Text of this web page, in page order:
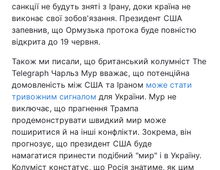
санкції не будуть зняті з Ірану, доки країна не
виконає свої зобов'язання. Президент США
запевнив, що Ормузька протока буде повністю
відкрита до 19 червня.
Також ми писали, що британський колумніст The
Telegraph Чарльз Мур вважає, що потенційна
домовленість між США та Іраном може стати
тривожним сигналом для України. Мур не
виключає, що прагнення Трампа
продемонструвати швидкий мир може
поширитися й на інші конфлікти. Зокрема, він
прогнозує, що президент США буде
намагатися принести подібний "мир" і в Україну.
Колуміст констатує, що Росія знатиме, як цим